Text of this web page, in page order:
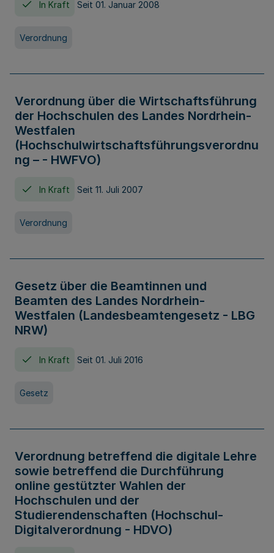
In Kraft Seit 01. Januar 2008
Verordnung
Verordnung über die Wirtschaftsführung
der Hochschulen des Landes Nordrhein-
Westfalen
(Hochschulwirtschaftsführungsverordnu
ng – - HWFVO)
In Kraft Seit 11. Juli 2007
Verordnung
Gesetz über die Beamtinnen und
Beamten des Landes Nordrhein-
Westfalen (Landesbeamtengesetz - LBG
NRW)
In Kraft Seit 01. Juli 2016
Gesetz
Verordnung betreffend die digitale Lehre
sowie betreffend die Durchführung
online gestützter Wahlen der
Hochschulen und der
Studierendenschaften (Hochschul-
Digitalverordnung - HDVO)